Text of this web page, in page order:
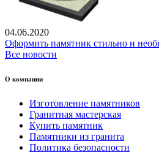
04.06.2020
Оформить памятник стильно и
Все новости
О компании
Изготовление памятников
Гранитная мастерская
Купить памятник
Памятники из гранита
Политика безопасности